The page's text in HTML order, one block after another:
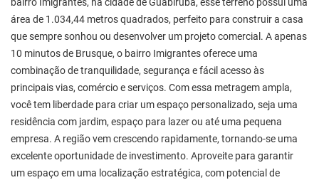
área de 1.034,44 metros quadrados, perfeito para construir a casa
que sempre sonhou ou desenvolver um projeto comercial. A apenas
10 minutos de Brusque, o bairro Imigrantes oferece uma
combinação de tranquilidade, segurança e fácil acesso às
principais vias, comércio e serviços. Com essa metragem ampla,
você tem liberdade para criar um espaço personalizado, seja uma
residência com jardim, espaço para lazer ou até uma pequena
empresa. A região vem crescendo rapidamente, tornando-se uma
excelente oportunidade de investimento. Aproveite para garantir
um espaço em uma localização estratégica, com potencial de